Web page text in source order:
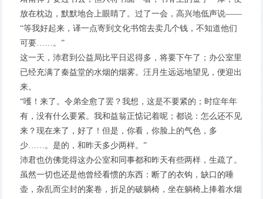
放在枕边，默默地合上眼睛了。过了一会，高兴地低声说——
“等我好起来，译一点寄到文化书馆去卖几个钱，不知道他们
可要……。”
这一天，沛君到公益局比平日迟得多，将要下午了；办公室里
已经充满了秦益堂的水烟的烟雾。汪月生远远地望见，便迎出
来。
“嚄！来了。令弟全愈了罢？我想，这是不要紧的；时症年年
有，没有什么要紧。我和益翁正惦记着呢；都说：怎么还不见
来？现在来了，好了！但是，你看，你脸上的气色，多
少……。是的，和昨天多少两样。”
沛君也仿佛觉得这办公室和同事都和昨天有些两样，生疏了。
虽然一切也还是他曾经看惯的东西：断了的衣钩，缺口的唾
壶，杂乱而尘封的案卷，折足的破躺椅，坐在躺椅上捧着水烟